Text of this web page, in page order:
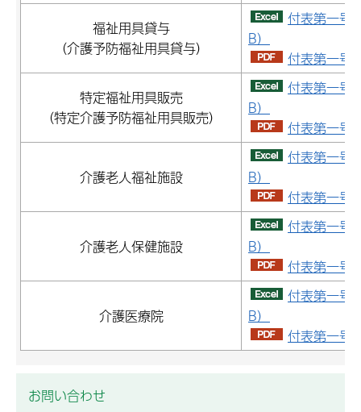
福祉用具貸与
（介護予防福祉用具貸与）
付表第一号
B）
付表第一号
特定福祉用具販売
（特定介護予防福祉用具販売）
付表第一号
B）
付表第一号
介護老人福祉施設
付表第一号
B）
付表第一号
介護老人保健施設
付表第一号
B）
付表第一号
介護医療院
付表第一号
B）
付表第一号
お問い合わせ